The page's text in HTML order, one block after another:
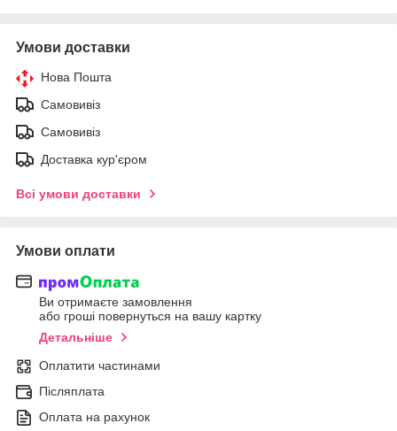
Умови доставки
Нова Пошта
Самовивіз
Самовивіз
Доставка кур'єром
Всі умови доставки
Умови оплати
Ви отримаєте замовлення
або гроші повернуться на вашу картку
Детальніше
Оплатити частинами
Післяплата
Оплата на рахунок